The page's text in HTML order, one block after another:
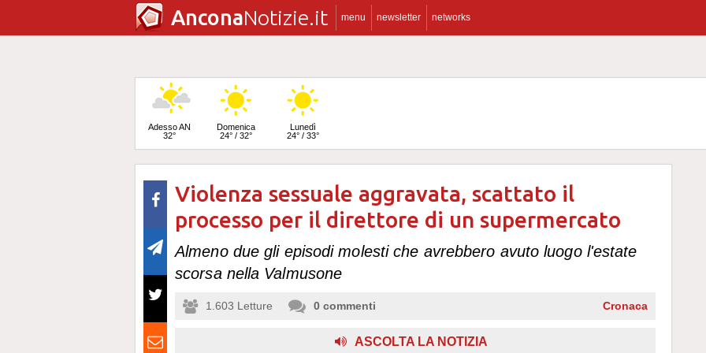
AnconaNotizie.it menu newsletter networks
Adesso AN
32°
Domenica
24° / 32°
Lunedì
24° / 33°
Martedì
25° / 33°
Violenza sessuale aggravata, scattato il
processo per il direttore di un supermercato
Almeno due gli episodi molesti che avrebbero avuto luogo l'estate
scorsa nella Valmusone
1.603 Letture 0 commenti Cronaca
ASCOLTA LA NOTIZIA